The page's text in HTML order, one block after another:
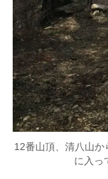
12番山頂、清八山
に入っ